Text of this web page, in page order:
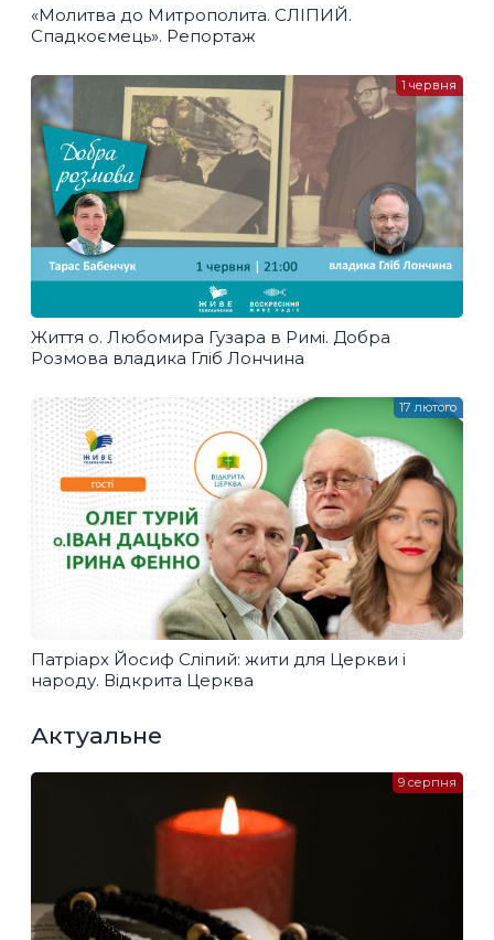
«Молитва до Митрополита. СЛІПИЙ.
Спадкоємець». Репортаж
Життя о. Любомира Гузара в Римі. Добра
Розмова владика Гліб Лончина
1 червня
Патріарх Йосиф Сліпий: жити для Церкви і
народу. Відкрита Церква
17 лютого
Актуальне
9 серпня